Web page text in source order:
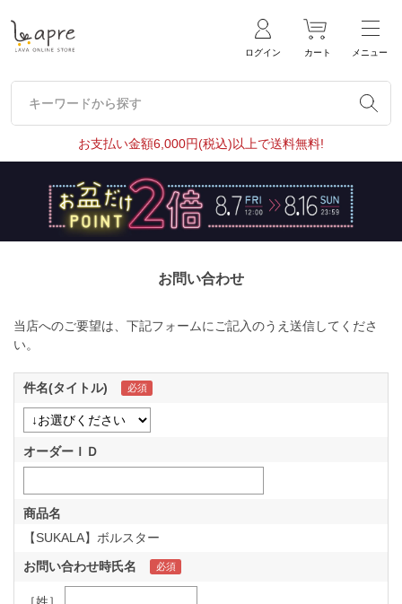
ログイン カート メニュー
キーワードから探す
キーワードから探す
お支払い金額6,000円(税込)以上で送料無料!
お問い合わせ
当店へのご要望は、下記フォームにご記入のうえ送信してくださ
い。
件名(タイトル)
オーダーＩＤ
商品名
【SUKALA】ボルスター
お問い合わせ時氏名
［姓］